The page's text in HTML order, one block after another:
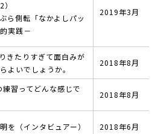
ら側転「なかよしパッ
実践－
2019年3月
きたりすぎて面白みが
よいでしょうか。
2018年8月
習ってどんな感じで
2018年8月
を（インタビュアー） 2018年6月